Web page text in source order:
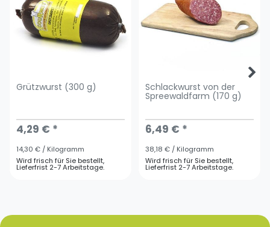
Grützwurst (300 g)
4,29 € *
14,30 € / Kilogramm
Wird frisch für Sie bestellt,
Lieferfrist 2-7 Arbeitstage.
Schlackwurst von der
Spreewaldfarm (170 g)
6,49 € *
38,18 € / Kilogramm
Wird frisch für Sie bestellt,
Lieferfrist 2-7 Arbeitstage.